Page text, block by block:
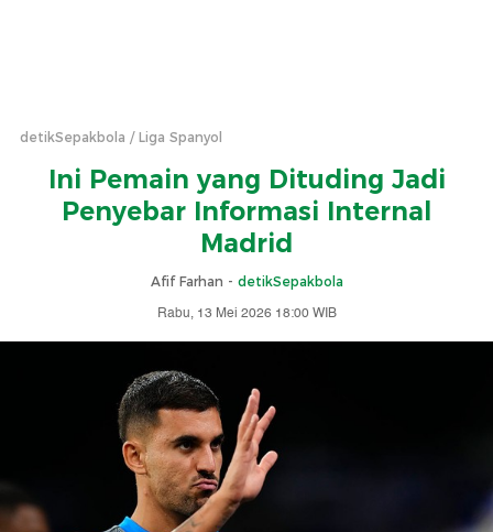
detikSepakbola Liga Spanyol
Ini Pemain yang Dituding Jadi
Penyebar Informasi Internal
Madrid
Afif Farhan - detikSepakbola
Rabu, 13 Mei 2026 18:00 WIB